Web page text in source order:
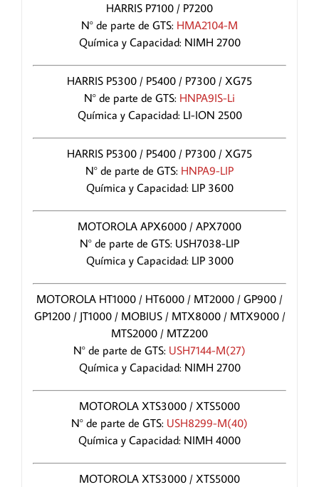
HARRIS P7100 / P7200
N° de parte de GTS: HMA2104-M
Química y Capacidad: NIMH 2700
HARRIS P5300 / P5400 / P7300 / XG75
N° de parte de GTS: HNPA9IS-Li
Química y Capacidad: LI-ION 2500
HARRIS P5300 / P5400 / P7300 / XG75
N° de parte de GTS: HNPA9-LIP
Química y Capacidad: LIP 3600
MOTOROLA APX6000 / APX7000
N° de parte de GTS: USH7038-LIP
Química y Capacidad: LIP 3000
MOTOROLA HT1000 / HT6000 / MT2000 / GP900 /
GP1200 / JT1000 / MOBIUS / MTX8000 / MTX9000 /
MTS2000 / MTZ200
N° de parte de GTS: USH7144-M(27)
Química y Capacidad: NIMH 2700
MOTOROLA XTS3000 / XTS5000
N° de parte de GTS: USH8299-M(40)
Química y Capacidad: NIMH 4000
MOTOROLA XTS3000 / XTS5000